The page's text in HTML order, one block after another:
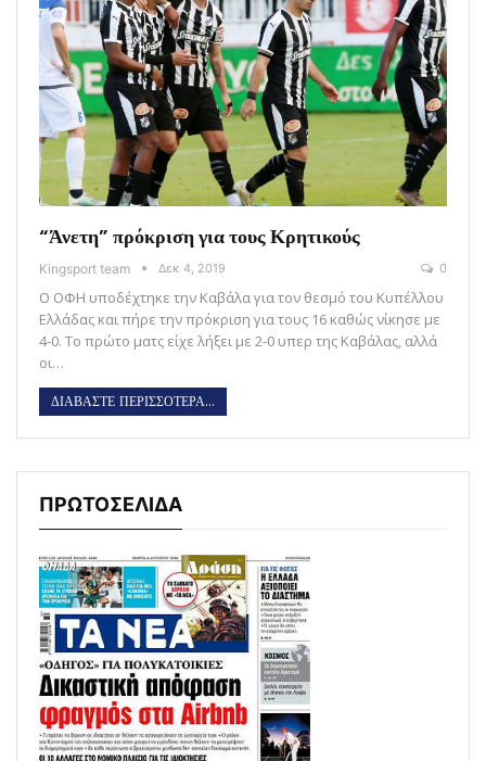
“Άνετη” πρόκριση για τους Κρητικούς
Kingsport team Δεκ 4, 2019 0
Ο ΟΦΗ υποδέχτηκε την Καβάλα για τον θεσμό του Κυπέλλου
Ελλάδας και πήρε την πρόκριση για τους 16 καθώς νίκησε με
4-0. Το πρώτο ματς είχε λήξει με 2-0 υπερ της Καβάλας, αλλά
οι…
ΔΙΑΒΑΣΤΕ ΠΕΡΙΣΣΟΤΕΡΑ...
ΠΡΩΤΟΣΕΛΙΔΑ